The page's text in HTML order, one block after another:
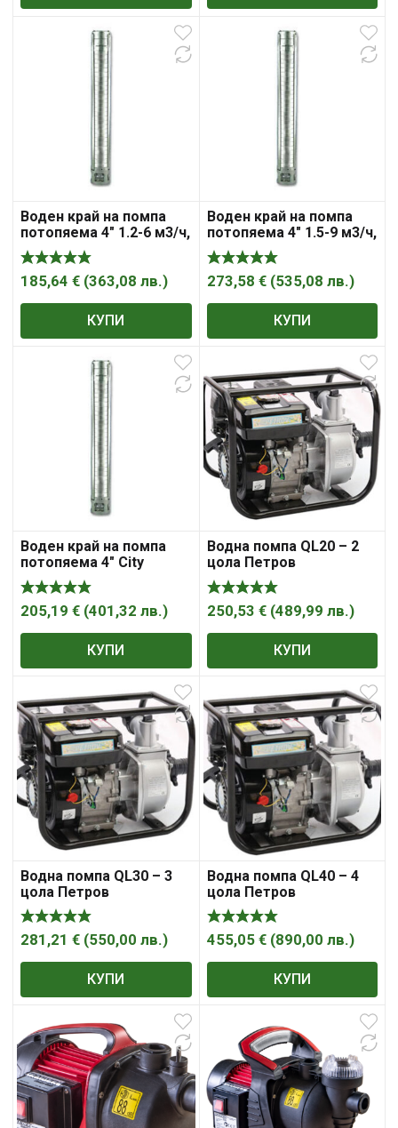
Воден край на помпа
потопяема 4″ 1.2-6 м3/ч,
56-23м, 98мм, 220V,
4SP10-4/WE
185,64 € (363,08 лв.)
КУПИ
Воден край на помпа
потопяема 4″ 1.5-9 м3/ч,
114-45 м, 98 мм, 2200 W,
3 к.с., 6SP30-4/WE
273,58 € (535,08 лв.)
КУПИ
Воден край на помпа
потопяема 4″ City
Pumps 4SP15-4/WE
205,19 € (401,32 лв.)
КУПИ
Водна помпа QL20 – 2
цола Петров
250,53 € (489,99 лв.)
КУПИ
Водна помпа QL30 – 3
цола Петров
281,21 € (550,00 лв.)
КУПИ
Водна помпа QL40 – 4
цола Петров
455,05 € (890,00 лв.)
КУПИ